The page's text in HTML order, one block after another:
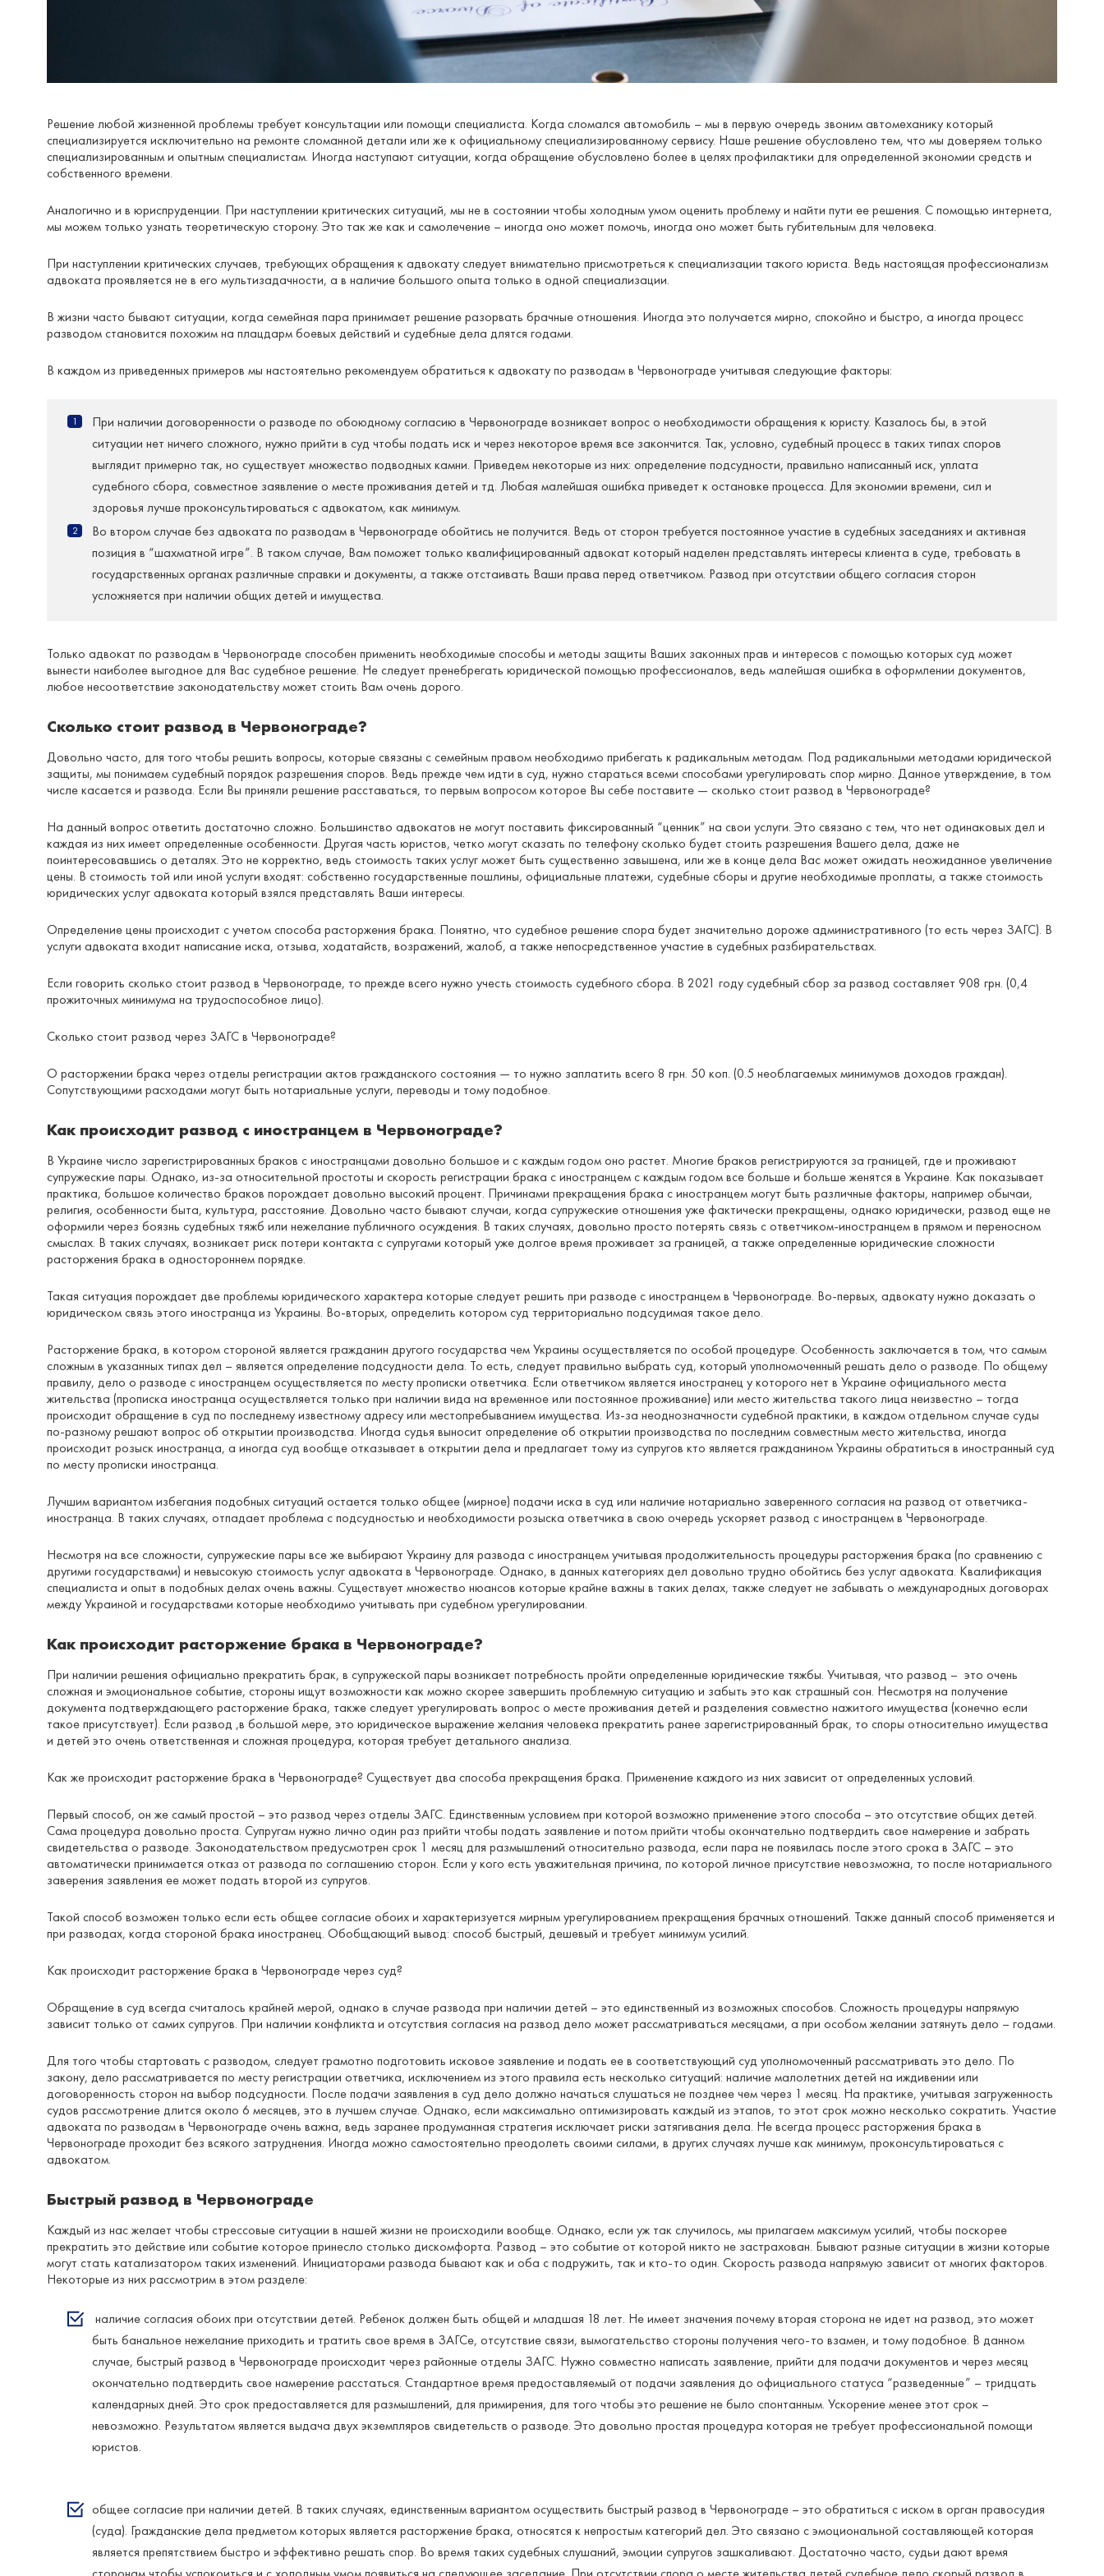
Решение любой жизненной проблемы требует консультации или помощи специалиста. Когда сломался автомобиль – мы в первую очередь звоним автомеханику который
специализируется исключительно на ремонте сломанной детали или же к официальному специализированному сервису. Наше решение обусловлено тем, что мы доверяем только
специализированным и опытным специалистам. Иногда наступают ситуации, когда обращение обусловлено более в целях профилактики для определенной экономии средств и
собственного времени.
Аналогично и в юриспруденции. При наступлении критических ситуаций, мы не в состоянии чтобы холодным умом оценить проблему и найти пути ее решения. С помощью интернета,
мы можем только узнать теоретическую сторону. Это так же как и самолечение – иногда оно может помочь, иногда оно может быть губительным для человека.
При наступлении критических случаев, требующих обращения к адвокату следует внимательно присмотреться к специализации такого юриста. Ведь настоящая профессионализм
адвоката проявляется не в его мультизадачности, а в наличие большого опыта только в одной специализации.
В жизни часто бывают ситуации, когда семейная пара принимает решение разорвать брачные отношения. Иногда это получается мирно, спокойно и быстро, а иногда процесс
разводом становится похожим на плацдарм боевых действий и судебные дела длятся годами.
В каждом из приведенных примеров мы настоятельно рекомендуем обратиться к адвокату по разводам в Червонограде учитывая следующие факторы:
При наличии договоренности о разводе по обоюдному согласию в Червонограде возникает вопрос о необходимости обращения к юристу. Казалось бы, в этой
ситуации нет ничего сложного, нужно прийти в суд чтобы подать иск и через некоторое время все закончится. Так, условно, судебный процесс в таких типах споров
выглядит примерно так, но существует множество подводных камни. Приведем некоторые из них: определение подсудности, правильно написанный иск, уплата
судебного сбора, совместное заявление о месте проживания детей и тд. Любая малейшая ошибка приведет к остановке процесса. Для экономии времени, сил и
здоровья лучше проконсультироваться с адвокатом, как минимум.
Во втором случае без адвоката по разводам в Червонограде обойтись не получится. Ведь от сторон требуется постоянное участие в судебных заседаниях и активная
позиция в “шахматной игре”. В таком случае, Вам поможет только квалифицированный адвокат который наделен представлять интересы клиента в суде, требовать в
государственных органах различные справки и документы, а также отстаивать Ваши права перед ответчиком. Развод при отсутствии общего согласия сторон
усложняется при наличии общих детей и имущества.
Только адвокат по разводам в Червонограде способен применить необходимые способы и методы защиты Ваших законных прав и интересов с помощью которых суд может
вынести наиболее выгодное для Вас судебное решение. Не следует пренебрегать юридической помощью профессионалов, ведь малейшая ошибка в оформлении документов,
любое несоответствие законодательству может стоить Вам очень дорого.
Сколько стоит развод в Червонограде?
Довольно часто, для того чтобы решить вопросы, которые связаны с семейным правом необходимо прибегать к радикальным методам. Под радикальными методами юридической
защиты, мы понимаем судебный порядок разрешения споров. Ведь прежде чем идти в суд, нужно стараться всеми способами урегулировать спор мирно. Данное утверждение, в том
числе касается и развода. Если Вы приняли решение расставаться, то первым вопросом которое Вы себе поставите — сколько стоит развод в Червонограде?
На данный вопрос ответить достаточно сложно. Большинство адвокатов не могут поставить фиксированный “ценник” на свои услуги. Это связано с тем, что нет одинаковых дел и
каждая из них имеет определенные особенности. Другая часть юристов, четко могут сказать по телефону сколько будет стоить разрешения Вашего дела, даже не
поинтересовавшись о деталях. Это не корректно, ведь стоимость таких услуг может быть существенно завышена, или же в конце дела Вас может ожидать неожиданное увеличение
цены. В стоимость той или иной услуги входят: собственно государственные пошлины, официальные платежи, судебные сборы и другие необходимые проплаты, а также стоимость
юридических услуг адвоката который взялся представлять Ваши интересы.
Определение цены происходит с учетом способа расторжения брака. Понятно, что судебное решение спора будет значительно дороже административного (то есть через ЗАГС). В
услуги адвоката входит написание иска, отзыва, ходатайств, возражений, жалоб, а также непосредственное участие в судебных разбирательствах.
Если говорить сколько стоит развод в Червонограде, то прежде всего нужно учесть стоимость судебного сбора. В 2021 году судебный сбор за развод составляет 908 грн. (0,4
прожиточных минимума на трудоспособное лицо).
Сколько стоит развод через ЗАГС в Червонограде?
О расторжении брака через отделы регистрации актов гражданского состояния — то нужно заплатить всего 8 грн. 50 коп. (0.5 необлагаемых минимумов доходов граждан).
Сопутствующими расходами могут быть нотариальные услуги, переводы и тому подобное.
Как происходит развод с иностранцем в Червонограде?
В Украине число зарегистрированных браков с иностранцами довольно большое и с каждым годом оно растет. Многие браков регистрируются за границей, где и проживают
супружеские пары. Однако, из-за относительной простоты и скорость регистрации брака с иностранцем с каждым годом все больше и больше женятся в Украине. Как показывает
практика, большое количество браков порождает довольно высокий процент. Причинами прекращения брака с иностранцем могут быть различные факторы, например обычаи,
религия, особенности быта, культура, расстояние. Довольно часто бывают случаи, когда супружеские отношения уже фактически прекращены, однако юридически, развод еще не
оформили через боязнь судебных тяжб или нежелание публичного осуждения. В таких случаях, довольно просто потерять связь с ответчиком-иностранцем в прямом и переносном
смыслах. В таких случаях, возникает риск потери контакта с супругами который уже долгое время проживает за границей, а также определенные юридические сложности
расторжения брака в одностороннем порядке.
Такая ситуация порождает две проблемы юридического характера которые следует решить при разводе с иностранцем в Червонограде. Во-первых, адвокату нужно доказать о
юридическом связь этого иностранца из Украины. Во-вторых, определить котором суд территориально подсудимая такое дело.
Расторжение брака, в котором стороной является гражданин другого государства чем Украины осуществляется по особой процедуре. Особенность заключается в том, что самым
сложным в указанных типах дел – является определение подсудности дела. То есть, следует правильно выбрать суд, который уполномоченный решать дело о разводе. По общему
правилу, дело о разводе с иностранцем осуществляется по месту прописки ответчика. Если ответчиком является иностранец у которого нет в Украине официального места
жительства (прописка иностранца осуществляется только при наличии вида на временное или постоянное проживание) или место жительства такого лица неизвестно – тогда
происходит обращение в суд по последнему известному адресу или местопребыванием имущества. Из-за неоднозначности судебной практики, в каждом отдельном случае суды
по-разному решают вопрос об открытии производства. Иногда судья выносит определение об открытии производства по последним совместным место жительства, иногда
происходит розыск иностранца, а иногда суд вообще отказывает в открытии дела и предлагает тому из супругов кто является гражданином Украины обратиться в иностранный суд
по месту прописки иностранца.
Лучшим вариантом избегания подобных ситуаций остается только общее (мирное) подачи иска в суд или наличие нотариально заверенного согласия на развод от ответчика-
иностранца. В таких случаях, отпадает проблема с подсудностью и необходимости розыска ответчика в свою очередь ускоряет развод с иностранцем в Червонограде.
Несмотря на все сложности, супружеские пары все же выбирают Украину для развода с иностранцем учитывая продолжительность процедуры расторжения брака (по сравнению с
другими государствами) и невысокую стоимость услуг адвоката в Червонограде. Однако, в данных категориях дел довольно трудно обойтись без услуг адвоката. Квалификация
специалиста и опыт в подобных делах очень важны. Существует множество нюансов которые крайне важны в таких делах, также следует не забывать о международных договорах
между Украиной и государствами которые необходимо учитывать при судебном урегулировании.
Как происходит расторжение брака в Червонограде?
При наличии решения официально прекратить брак, в супружеской пары возникает потребность пройти определенные юридические тяжбы. Учитывая, что развод – это очень
сложная и эмоциональное событие, стороны ищут возможности как можно скорее завершить проблемную ситуацию и забыть это как страшный сон. Несмотря на получение
документа подтверждающего расторжение брака, также следует урегулировать вопрос о месте проживания детей и разделения совместно нажитого имущества (конечно если
такое присутствует). Если развод ,в большой мере, это юридическое выражение желания человека прекратить ранее зарегистрированный брак, то споры относительно имущества
и детей это очень ответственная и сложная процедура, которая требует детального анализа.
Как же происходит расторжение брака в Червонограде? Существует два способа прекращения брака. Применение каждого из них зависит от определенных условий.
Первый способ, он же самый простой – это развод через отделы ЗАГС. Единственным условием при которой возможно применение этого способа – это отсутствие общих детей.
Сама процедура довольно проста. Супругам нужно лично один раз прийти чтобы подать заявление и потом прийти чтобы окончательно подтвердить свое намерение и забрать
свидетельства о разводе. Законодательством предусмотрен срок 1 месяц для размышлений относительно развода, если пара не появилась после этого срока в ЗАГС – это
автоматически принимается отказ от развода по соглашению сторон. Если у кого есть уважительная причина, по которой личное присутствие невозможна, то после нотариального
заверения заявления ее может подать второй из супругов.
Такой способ возможен только если есть общее согласие обоих и характеризуется мирным урегулированием прекращения брачных отношений. Также данный способ применяется и
при разводах, когда стороной брака иностранец. Обобщающий вывод: способ быстрый, дешевый и требует минимум усилий.
Как происходит расторжение брака в Червонограде через суд?
Обращение в суд всегда считалось крайней мерой, однако в случае развода при наличии детей – это единственный из возможных способов. Сложность процедуры напрямую
зависит только от самих супругов. При наличии конфликта и отсутствия согласия на развод дело может рассматриваться месяцами, а при особом желании затянуть дело – годами.
Для того чтобы стартовать с разводом, следует грамотно подготовить исковое заявление и подать ее в соответствующий суд уполномоченный рассматривать это дело. По
закону, дело рассматривается по месту регистрации ответчика, исключением из этого правила есть несколько ситуаций: наличие малолетних детей на иждивении или
договоренность сторон на выбор подсудности. После подачи заявления в суд дело должно начаться слушаться не позднее чем через 1 месяц. На практике, учитывая загруженность
судов рассмотрение длится около 6 месяцев, это в лучшем случае. Однако, если максимально оптимизировать каждый из этапов, то этот срок можно несколько сократить. Участие
адвоката по разводам в Червонограде очень важна, ведь заранее продуманная стратегия исключает риски затягивания дела. Не всегда процесс расторжения брака в
Червонограде проходит без всякого затруднения. Иногда можно самостоятельно преодолеть своими силами, в других случаях лучше как минимум, проконсультироваться с
адвокатом.
Быстрый развод в Червонограде
Каждый из нас желает чтобы стрессовые ситуации в нашей жизни не происходили вообще. Однако, если уж так случилось, мы прилагаем максимум усилий, чтобы поскорее
прекратить это действие или событие которое принесло столько дискомфорта. Развод – это событие от которой никто не застрахован. Бывают разные ситуации в жизни которые
могут стать катализатором таких изменений. Инициаторами развода бывают как и оба с подружить, так и кто-то один. Скорость развода напрямую зависит от многих факторов.
Некоторые из них рассмотрим в этом разделе:
наличие согласия обоих при отсутствии детей. Ребенок должен быть общей и младшая 18 лет. Не имеет значения почему вторая сторона не идет на развод, это может
быть банальное нежелание приходить и тратить свое время в ЗАГСе, отсутствие связи, вымогательство стороны получения чего-то взамен, и тому подобное. В данном
случае, быстрый развод в Червонограде происходит через районные отделы ЗАГС. Нужно совместно написать заявление, прийти для подачи документов и через месяц
окончательно подтвердить свое намерение расстаться. Стандартное время предоставляемый от подачи заявления до официального статуса “разведенные” – тридцать
календарных дней. Это срок предоставляется для размышлений, для примирения, для того чтобы это решение не было спонтанным. Ускорение менее этот срок –
невозможно. Результатом является выдача двух экземпляров свидетельств о разводе. Это довольно простая процедура которая не требует профессиональной помощи
юристов.
общее согласие при наличии детей. В таких случаях, единственным вариантом осуществить быстрый развод в Червонограде – это обратиться с иском в орган правосудия
(суда). Гражданские дела предметом которых является расторжение брака, относятся к непростым категорий дел. Это связано с эмоциональной составляющей которая
является препятствием быстро и эффективно решать спор. Во время таких судебных слушаний, эмоции супругов зашкаливают. Достаточно часто, судьи дают время